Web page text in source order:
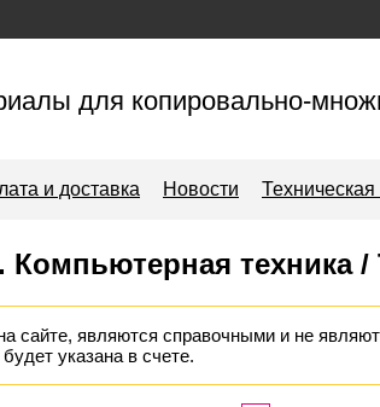
для копировально-
и доставка Новости
Компьютерная техника
сайте, являются справочными и не
указана в счете.